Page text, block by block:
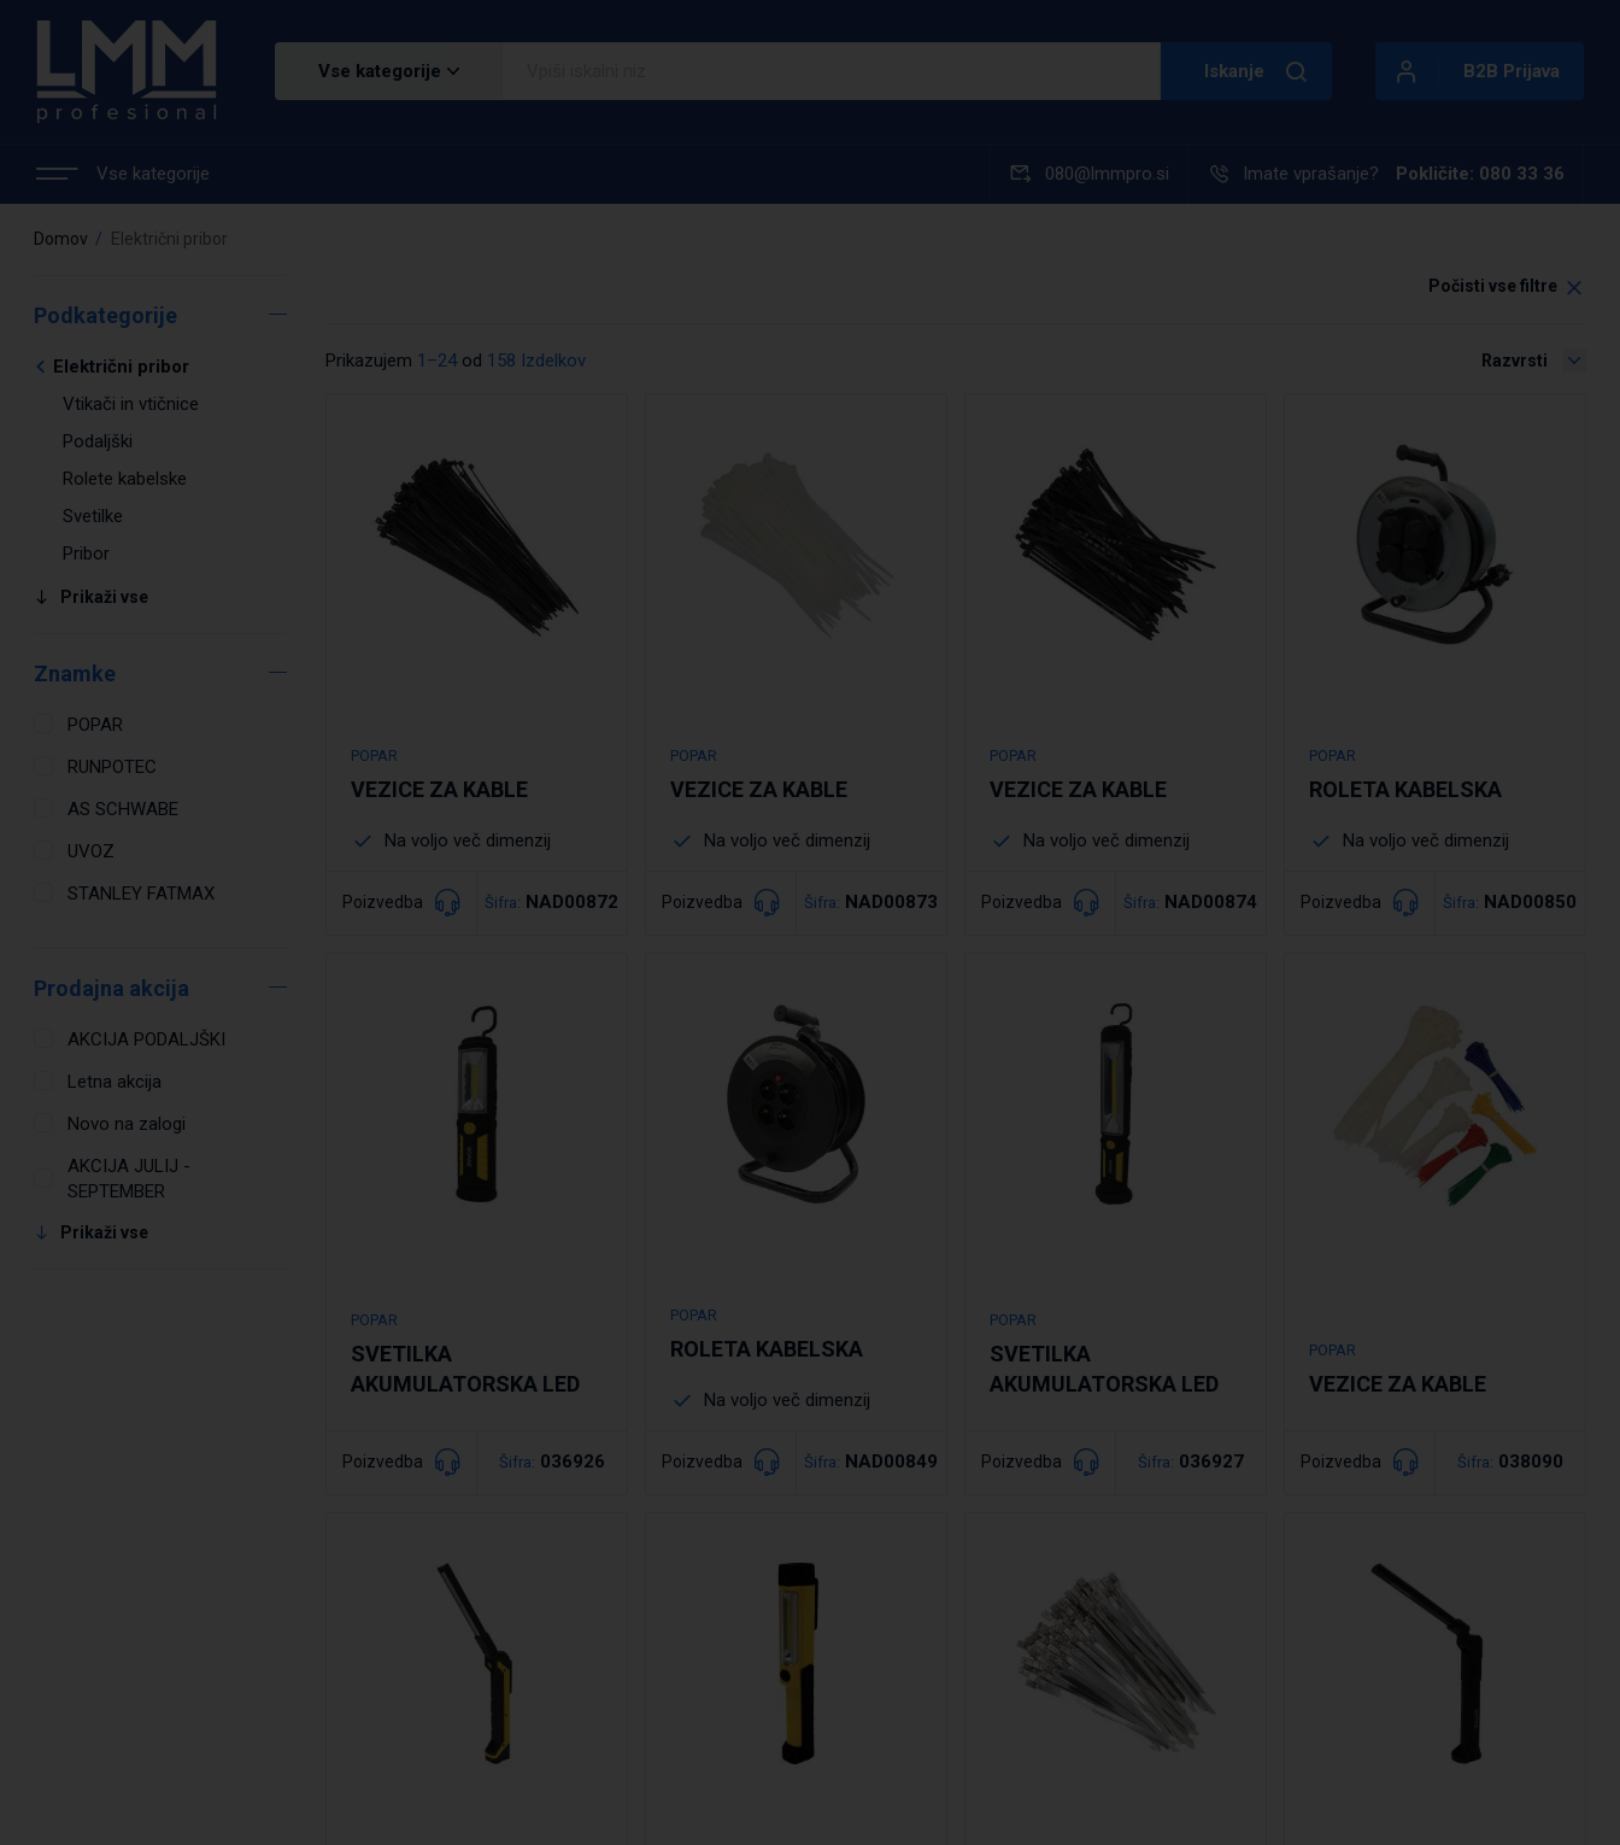
Vse kategorije Iskanje B2B Prijava
Vse kategorije 080@lmmpro.si Imate vprašanje? Pokličite: 080 33 36
Domov Električni pribor
Podkategorije
Električni pribor
Vtikači in vtičnice
Podaljški
Rolete kabelske
Svetilke
Pribor
Prikaži vse
Znamke
POPAR
RUNPOTEC
AS SCHWABE
UVOZ
STANLEY FATMAX
Prodajna akcija
AKCIJA PODALJŠKI
Letna akcija
Novo na zalogi
AKCIJA JULIJ -
SEPTEMBER
Prikaži vse
Počisti vse filtre
Prikazujem 1–24od 158 Izdelkov Razvrsti
POPAR
VEZICE ZA KABLE
Na voljo več dimenzij
Poizvedba Šifra: NAD00872
POPAR
VEZICE ZA KABLE
Na voljo več dimenzij
Poizvedba Šifra: NAD00873
POPAR
VEZICE ZA KABLE
Na voljo več dimenzij
Poizvedba Šifra: NAD00874
POPAR
ROLETA KABELSKA
Na voljo več dimenzij
Poizvedba Šifra: NAD00850
POPAR
SVETILKA
AKUMULATORSKA LED
Poizvedba Šifra: 036926
POPAR
ROLETA KABELSKA
Na voljo več dimenzij
Poizvedba Šifra: NAD00849
POPAR
SVETILKA
AKUMULATORSKA LED
Poizvedba Šifra: 036927
POPAR
VEZICE ZA KABLE
Poizvedba Šifra: 038090